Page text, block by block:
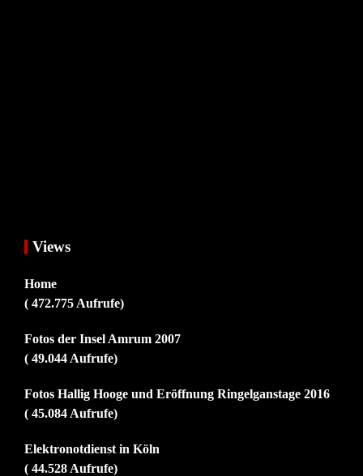
Views
Home
( 472.775 Aufrufe)
Fotos der Insel Amrum 2007
( 49.044 Aufrufe)
Fotos Hallig Hooge und Eröffnung Ringelganstage 2016
( 45.084 Aufrufe)
Elektronotdienst in Köln
( 44.528 Aufrufe)